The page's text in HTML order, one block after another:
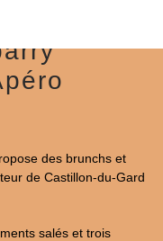
des brunchs et
de Castillon-du-Gard
salés et trois